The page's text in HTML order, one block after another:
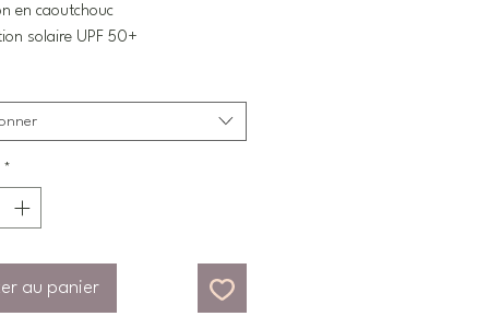
en caoutchouc
solaire UPF 50+
*
au panier